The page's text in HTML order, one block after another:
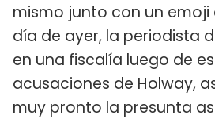
mismo junto con un emoji
día de ayer, la periodista
en una fiscalía luego de
acusaciones de Holway,
muy pronto la presunta